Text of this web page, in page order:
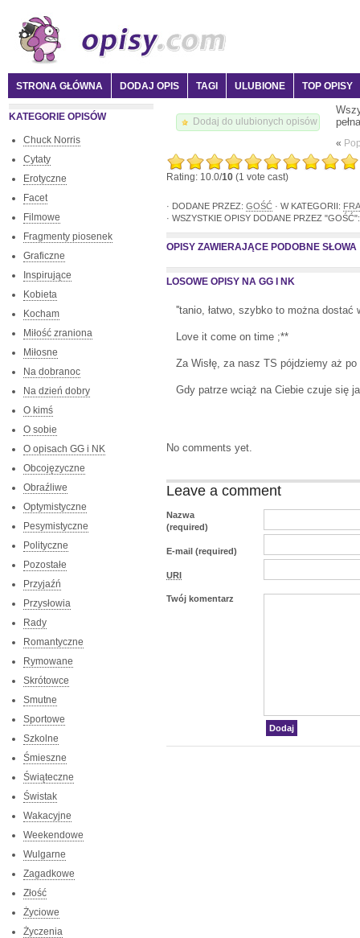
STRONA GŁÓWNA DODAJ OPIS TAGI ULUBIONE TOP OPISY
KATEGORIE OPISÓW
Chuck Norris
Cytaty
Erotyczne
Facet
Filmowe
Fragmenty piosenek
Graficzne
Inspirujące
Kobieta
Kocham
Miłość zraniona
Miłosne
Na dobranoc
Na dzień dobry
O kimś
O sobie
O opisach GG i NK
Obcojęzyczne
Obraźliwe
Optymistyczne
Pesymistyczne
Polityczne
Pozostałe
Przyjaźń
Przysłowia
Rady
Romantyczne
Rymowane
Skrótowce
Smutne
Sportowe
Szkolne
Śmieszne
Świąteczne
Świstak
Wakacyjne
Weekendowe
Wulgarne
Zagadkowe
Złość
Życiowe
Życzenia
Dodaj do ulubionych opisów
«
Rating: 10.0/10 (1 vote cast)
· DODANE PRZEZ: GOŚĆ · W KATEGORII:
· WSZYSTKIE OPISY DODANE PRZEZ
OPISY ZAWIERAJĄCE PODOBNE SŁOWA
LOSOWE OPISY NA GG I NK
''tanio, łatwo, szybko to można dostać
Love it come on time ;**
Za Wisłę, za nasz TS pójdziemy aż
Gdy patrze wciąż na Ciebie czuje się
No comments yet.
Leave a comment
Nazwa
(required)
E-mail (required)
URI
Twój komentarz